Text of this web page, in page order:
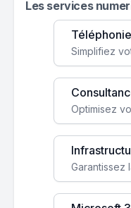
Les services